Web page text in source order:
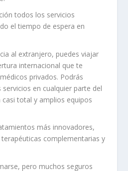
todos los servicios
el tiempo de espera en
al extranjero, puedes viajar
internacional que te
privados. Podrás
en cualquier parte del
total y amplios equipos
más innovadores,
complementarias y
pero muchos seguros